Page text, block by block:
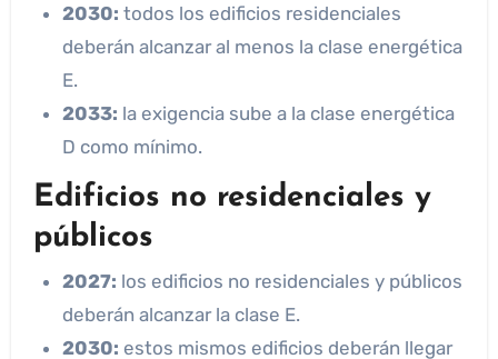
2030: todos los edificios residenciales
deberán alcanzar al menos la clase energética
E.
2033: la exigencia sube a la clase energética
D como mínimo.
Edificios no residenciales y
públicos
2027: los edificios no residenciales y públicos
deberán alcanzar la clase E.
2030: estos mismos edificios deberán llegar